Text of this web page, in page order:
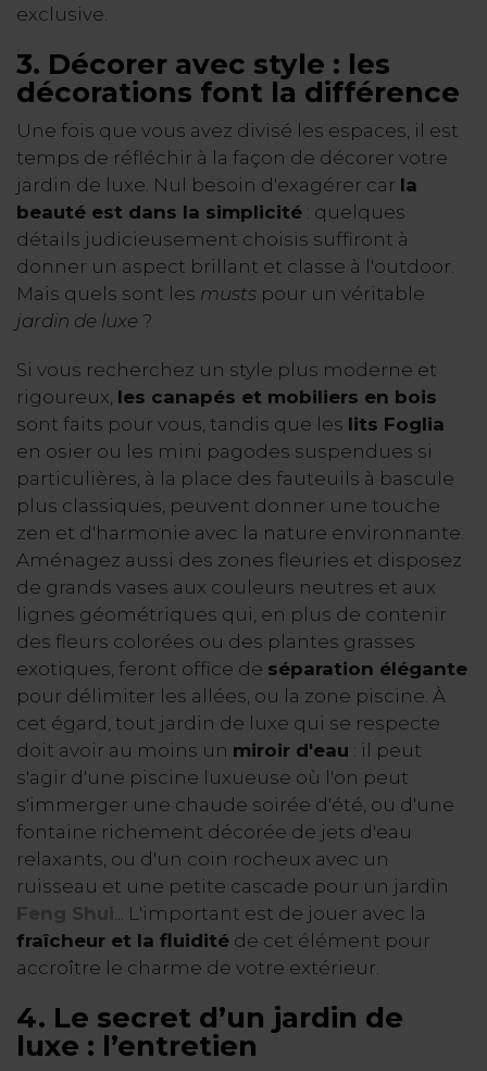
exclusive.
3. Décorer avec style : les
décorations font la différence
Une fois que vous avez divisé les espaces, il est
temps de réfléchir à la façon de décorer votre
jardin de luxe. Nul besoin d'exagérer car la
beauté est dans la simplicité : quelques
détails judicieusement choisis suffiront à
donner un aspect brillant et classe à l'outdoor.
Mais quels sont les musts pour un véritable
jardin de luxe ?
Si vous recherchez un style plus moderne et
rigoureux, les canapés et mobiliers en bois
sont faits pour vous, tandis que les lits Foglia
en osier ou les mini pagodes suspendues si
particulières, à la place des fauteuils à bascule
plus classiques, peuvent donner une touche
zen et d'harmonie avec la nature environnante.
Aménagez aussi des zones fleuries et disposez
de grands vases aux couleurs neutres et aux
lignes géométriques qui, en plus de contenir
des fleurs colorées ou des plantes grasses
exotiques, feront office de séparation élégante
pour délimiter les allées, ou la zone piscine. À
cet égard, tout jardin de luxe qui se respecte
doit avoir au moins un miroir d'eau : il peut
s'agir d'une piscine luxueuse où l'on peut
s'immerger une chaude soirée d'été, ou d'une
fontaine richement décorée de jets d'eau
relaxants, ou d'un coin rocheux avec un
ruisseau et une petite cascade pour un jardin
Feng Shui... L'important est de jouer avec la
fraîcheur et la fluidité de cet élément pour
accroître le charme de votre extérieur.
4. Le secret d’un jardin de
luxe : l’entretien